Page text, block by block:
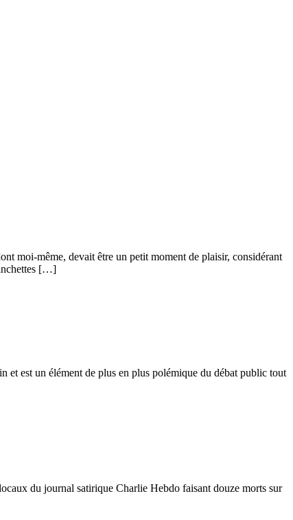
moi-même, devait être un petit moment de plaisir, considérant
[…]
et est un élément de plus en plus polémique du débat public tout
du journal satirique Charlie Hebdo faisant douze morts sur